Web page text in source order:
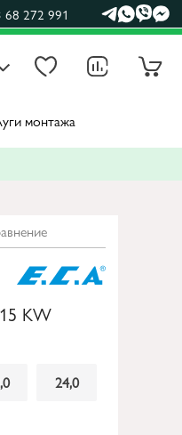
68 272 991
монтажа
KW
24,0